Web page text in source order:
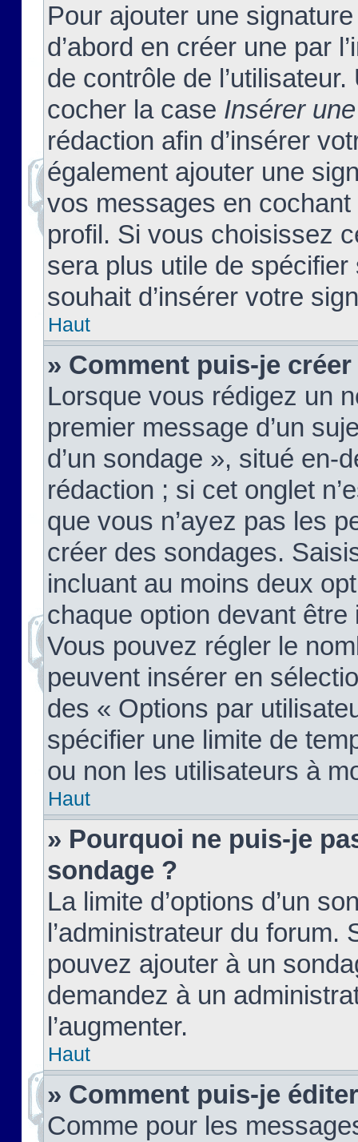
Pour ajouter une
d’abord en créer une par
de contrôle de
cocher la case Insérer
rédaction afin d’insérer
également ajouter une
vos messages en
profil. Si vous choisissez
sera plus utile de
souhait d’insérer votre
Haut
» Comment puis-je
Lorsque vous rédigez un
premier message d’un
d’un sondage », situé en-
rédaction ; si cet onglet
que vous n’ayez pas les
créer des sondages.
incluant au moins deux
chaque option devant
Vous pouvez régler le
peuvent insérer en
des « Options par
spécifier une limite de
ou non les utilisateurs à
Haut
» Pourquoi ne puis-je
sondage ?
La limite d’options d’un
l’administrateur du forum.
pouvez ajouter à un
demandez à un
l’augmenter.
Haut
» Comment puis-je
Comme pour les